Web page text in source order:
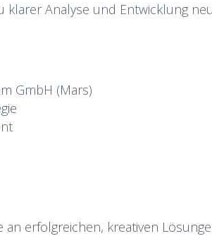
klarer Analyse und Entwicklung
GmbH (Mars)
erfolgreichen, kreativen